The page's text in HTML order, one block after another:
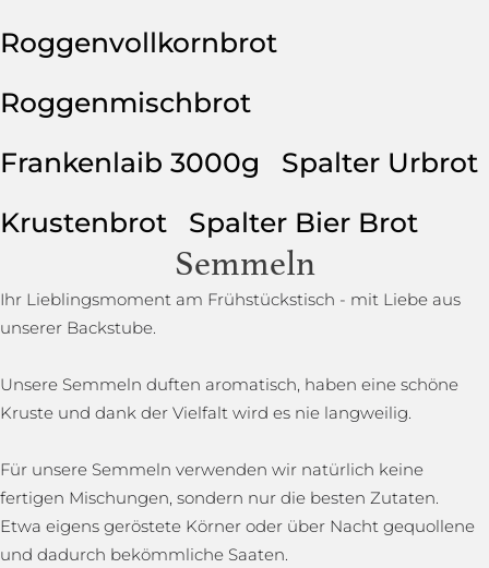
Roggenvollkornbrot
Roggenmischbrot
Frankenlaib 3000g
Spalter Urbrot
Krustenbrot
Spalter Bier Brot
Semmeln
Ihr Lieblingsmoment am Frühstückstisch - mit Liebe aus
unserer Backstube.
Unsere Semmeln duften aromatisch, haben eine schöne
Kruste und dank der Vielfalt wird es nie langweilig.
Für unsere Semmeln verwenden wir natürlich keine
fertigen Mischungen, sondern nur die besten Zutaten.
Etwa eigens geröstete Körner oder über Nacht gequollene
und dadurch bekömmliche Saaten.